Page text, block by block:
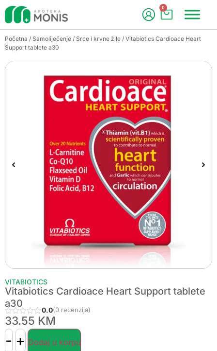
0
Početna / Samoliječenje / Srce i krvne žile / Vitabiotics Cardioace Heart
Support tablete a30
VITABIOTICS
Vitabiotics Cardioace Heart Support tablete
a30
0.0(0 recenzija)
33.55 KM
- + Dodaj u korpu